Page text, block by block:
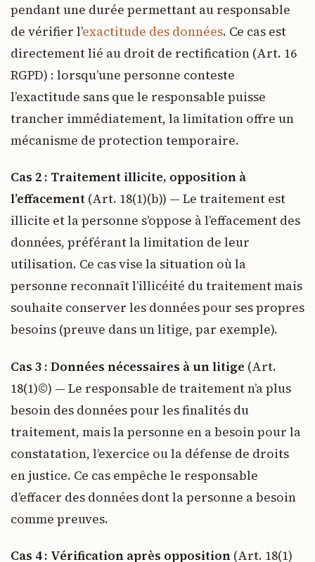
pendant une durée permettant au responsable
de vérifier l’exactitude des données. Ce cas est
directement lié au droit de rectification (Art. 16
RGPD) : lorsqu’une personne conteste
l’exactitude sans que le responsable puisse
trancher immédiatement, la limitation offre un
mécanisme de protection temporaire.
Cas 2 : Traitement illicite, opposition à
l’effacement (Art. 18(1)(b)) — Le traitement est
illicite et la personne s’oppose à l’effacement des
données, préférant la limitation de leur
utilisation. Ce cas vise la situation où la
personne reconnaît l’illicéité du traitement mais
souhaite conserver les données pour ses propres
besoins (preuve dans un litige, par exemple).
Cas 3 : Données nécessaires à un litige (Art.
18(1)©) — Le responsable de traitement n’a plus
besoin des données pour les finalités du
traitement, mais la personne en a besoin pour la
constatation, l’exercice ou la défense de droits
en justice. Ce cas empêche le responsable
d’effacer des données dont la personne a besoin
comme preuves.
Cas 4 : Vérification après opposition (Art. 18(1)